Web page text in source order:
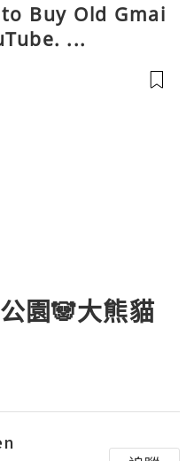
Buy Old Gmai
...
園🐼大熊貓